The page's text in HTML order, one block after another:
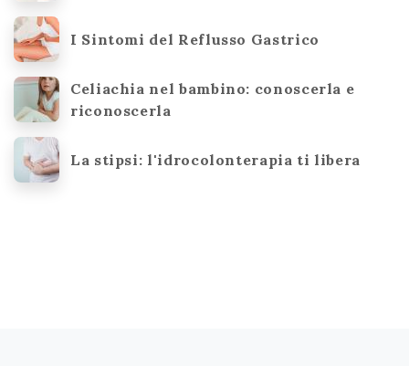
I Sintomi del Reflusso Gastrico
Celiachia nel bambino: conoscerla e
riconoscerla
La stipsi: l'idrocolonterapia ti libera